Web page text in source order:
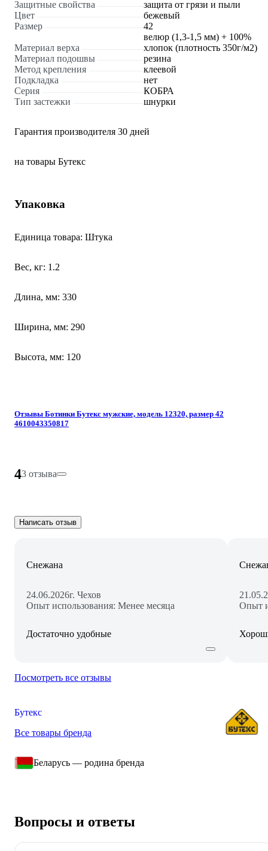
Защитные свойства
защита от грязи и пыли
Цвет
бежевый
Размер
42
Материал верха
велюр (1,3-1,5 мм) + 100%
хлопок (плотность 350г/м2)
Материал подошвы
резина
Метод крепления
клеевой
Подкладка
нет
Серия
КОБРА
Тип застежки
шнурки
Гарантия производителя 30 дней
на товары Бутекс
Упаковка
Единица товара: Штука
Вес, кг: 1.2
Длина, мм: 330
Ширина, мм: 290
Высота, мм: 120
Отзывы Ботинки Бутекс мужские, модель 12320, размер 42
4610043350817
43 отзыва
Написать отзыв
Снежана
24.06.2026г. Чехов
Опыт использования: Менее месяца
Достаточно удобные
Опыт
Посмотреть все отзывы
Бутекс
Все товары бренда
Беларусь — родина бренда
Вопросы и ответы